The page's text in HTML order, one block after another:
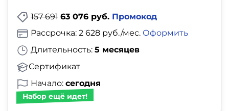
157 691 63 076 руб. Промокод
Длительность: 5 месяцев
Сертификат
Рассрочка: 2 628 руб./мес. Оформить
Начало: сегодня
Набор ещё идет!